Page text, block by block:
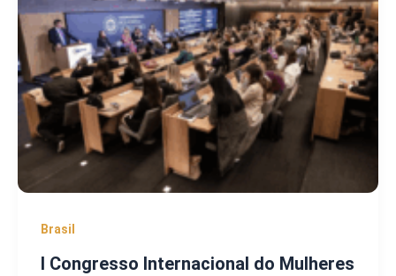
Brasil
I Congresso Internacional do Mulheres